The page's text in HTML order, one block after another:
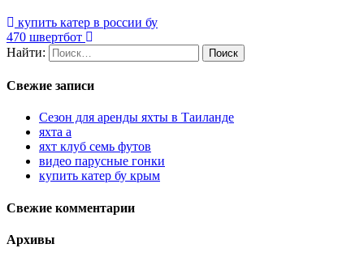
купить катер в россии бу
470 швертбот
Найти:
Свежие записи
Cезон для аренды яхты в Таиланде
яхта а
яхт клуб семь футов
видео парусные гонки
купить катер бу крым
Свежие комментарии
Архивы